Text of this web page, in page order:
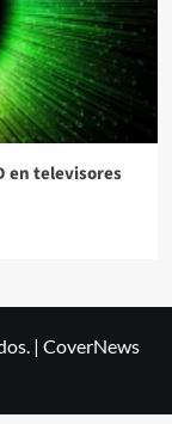
en televisores
| CoverNews